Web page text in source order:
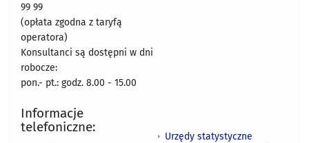
99 99
(opłata zgodna z taryfą
operatora)
Konsultanci są dostępni w dni
robocze:
pon.- pt.: godz. 8.00 - 15.00
Informacje
telefoniczne:
Urzędy statystyczne